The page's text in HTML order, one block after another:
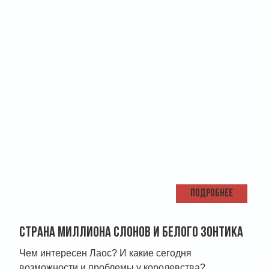
ПОДРОБНЕЕ
СТРАНА МИЛЛИОНА СЛОНОВ И БЕЛОГО ЗОНТИКА
Чем интересен Лаос? И какие сегодня